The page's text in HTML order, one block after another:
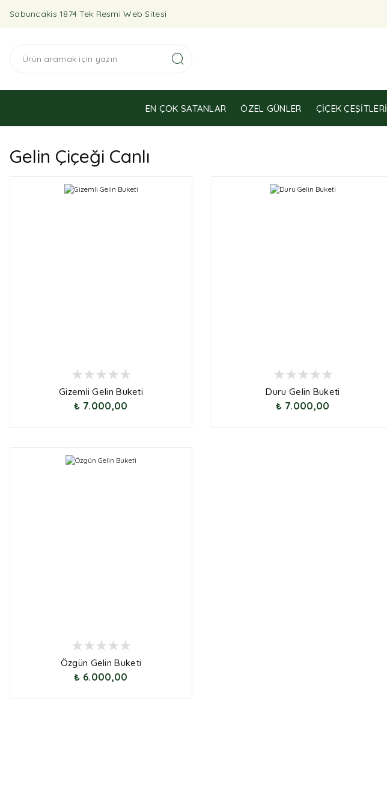
Sabuncakis 1874 Tek Resmi Web Sitesi
EN ÇOK SATANLAR ÖZEL GÜNLER ÇIÇEK ÇEŞITLERI
Gelin Çiçeği Canlı
Gizemli Gelin Buketi
₺ 7.000,00
Duru Gelin Buketi
₺ 7.000,00
Özgün Gelin Buketi
₺ 6.000,00